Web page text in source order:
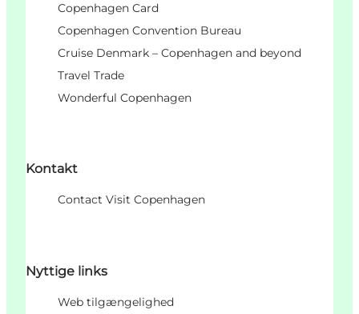
Copenhagen Card
Copenhagen Convention Bureau
Cruise Denmark – Copenhagen and beyond
Travel Trade
Wonderful Copenhagen
Kontakt
Contact Visit Copenhagen
Nyttige links
Web tilgængelighed